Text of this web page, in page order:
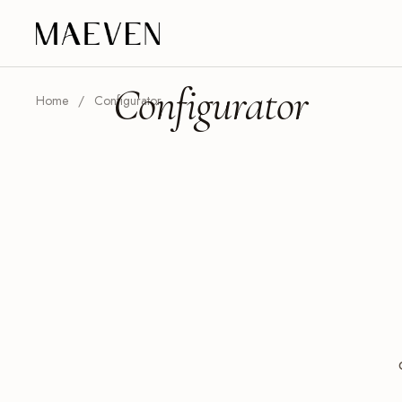
Home / Configurator
Configurator